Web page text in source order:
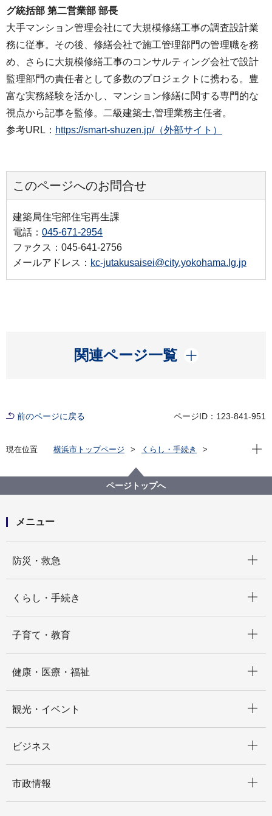
グ統括部 第二営業部 部長
大手マンション管理会社にて大規模修繕工事の調査設計業
務に従事。その後、修繕会社で施工管理部門の管理職を務
め、さらに大規模修繕工事のコンサルティング会社で設計
監理部門の責任者として多数のプロジェクトに携わる。豊
富な実務経験を活かし、マンション修繕に関する専門的な
視点から記事を監修。二級建築士,管理業務主任者。
参考URL： https://smart-shuzen.jp/（外部サイト）
このページへのお問合せ
建築局住宅部住宅再生課
電話： 045-671-2954
ファクス：045-641-2756
メールアドレス： kc-jutakusaisei@city.yokohama.lg.jp
関連ページ一覧
開く
前のページに戻る ページID：123-841-951
現在位置 横浜市トップページ
くらし・手続き
ヨコハマ分譲マンションポータル
【コラム】マンション大規模修繕費用の高騰、その背
現在
ページトップへ
メニュー
防災・救急
くらし・手続き
子育て・教育
健康・医療・福祉
観光・イベント
ビジネス
市政情報